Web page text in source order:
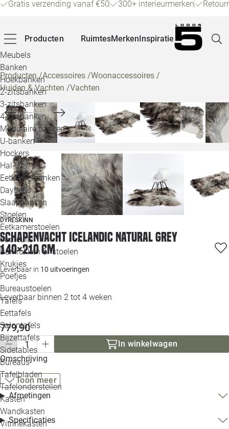
Gratis verzending vanaf €50 300+ interieurmerken
Producten
Meubels
Banken
Hoekbanken
2-zitsbanken
3-zitsbanken
4-zitsbanken
Modulaire banken
U-banken
Hockers
Hal- &
Eetkamerbanken
Daybeds
Slaapbanken
Stoelen
Eetkamerstoelen
Fauteuils
Barkrukken & -stoelen
Krukjes
Poefjes
Bureaustoelen
Tafels
Eettafels
Salontafels
Bijzettafels
Sidetables
Bureaus
Tafelbladen
Tafelonderstellen
Kasten
Wandkasten
Vitrinekasten
RuimtesMerkenInspiratie
Producten/Accessoires /Woonaccessoires /
Huiden & Vachten /Vachten
DYRESKINN
Schapenvacht icelandic natural grey
140×210 cm
Leverbaar in 10 uitvoeringen
Leverbaar binnen 2 tot 4 weken
779,90
In winkelwagen
Omschrijving
Toon meer
Afmetingen
Specificaties